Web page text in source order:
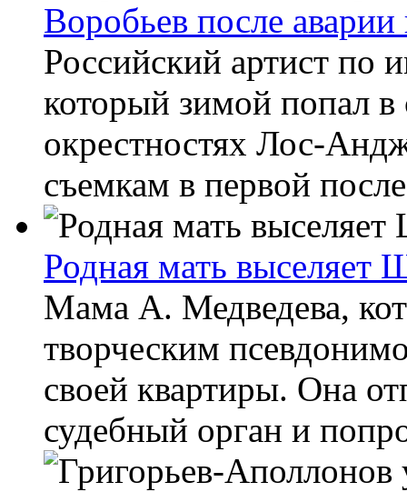
Воробьев после аварии
Российский артист по
который зимой попал
окрестностях Лос-
съемкам в первой
Родная мать выселяет
Мама А. Медведева,
творческим
своей квартиры. Она
судебный орган и